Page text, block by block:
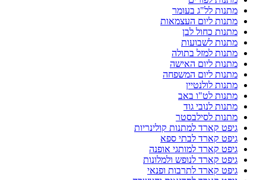
מתנות לל"ג בעומר
מתנות ליום העצמאות
מתנות כחול לבן
מתנות לשבועות
מתנות למזל בתולה
מתנות ליום האישה
מתנות ליום המשפחה
מתנות לולנטיין
מתנות לט"ו באב
מתנות לנובי גוד
מתנות לסילבסטר
גיפט קארד למתנות קולינריות
גיפט קארד לבתי ספא
גיפט קארד למותגי אופנה
גיפט קארד לנופש ולמלונות
גיפט קארד לתרבות ופנאי